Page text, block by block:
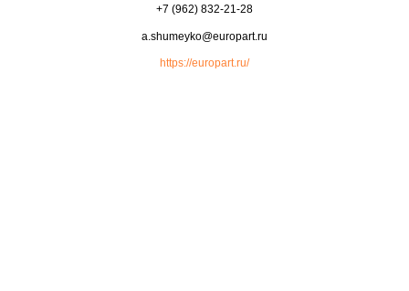
+7 (962) 832-21-28
a.shumeyko@europart.ru
https://europart.ru/